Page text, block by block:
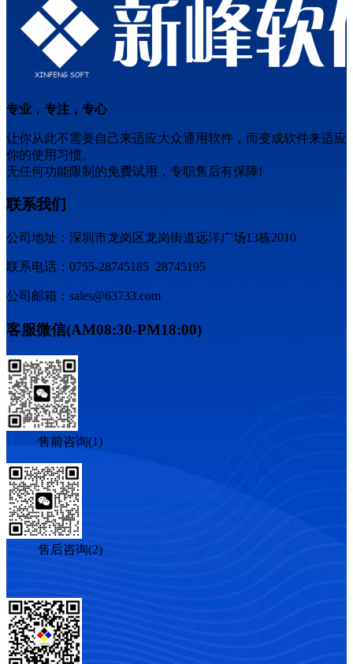
专业，专注，专心
让你从此不需要自己来适应大众通用软件，而变成软件来适应
你的使用习惯。
无任何功能限制的免费试用，专职售后有保障!
联系我们
公司地址：深圳市龙岗区龙岗街道远洋广场13栋2010
联系电话：0755-28745185 28745195
公司邮箱：sales@63733.com
客服微信(AM08:30-PM18:00)
售前咨询(1)
售后咨询(2)